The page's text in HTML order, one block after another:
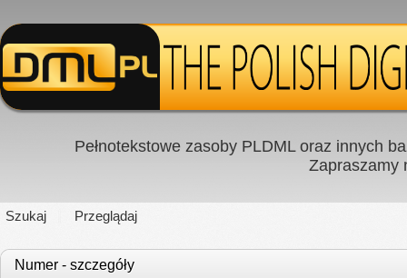
Pełnotekstowe zasoby PLDML oraz innych
Zapraszamy
Szukaj Przeglądaj
Numer - szczegóły